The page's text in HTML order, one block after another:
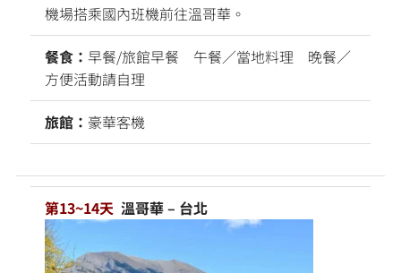
機場搭乘國內班機前往溫哥華。
餐食： 早餐/旅館早餐 午餐／當地料理 晚餐／
方便活動請自理
旅館： 豪華客機
第13~14天 溫哥華 – 台北